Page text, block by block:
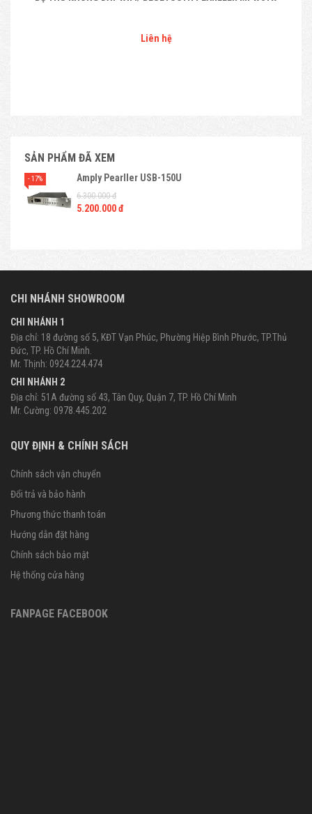
Liên hệ
SẢN PHẨM ĐÃ XEM
Amply Pearller USB-150U
6.300.000 đ
5.200.000 đ
- 17%
CHI NHÁNH SHOWROOM
CHI NHÁNH 1
Địa chỉ: 18 đường số 5, KĐT Vạn Phúc, Phường Hiệp Bình Phước, TP.Thủ
Đức, TP. Hồ Chí Minh.
Mr. Thịnh: 0924.224.474
CHI NHÁNH 2
Địa chỉ: 51A đường số 43, Tân Quy, Quận 7, TP. Hồ Chí Minh
Mr. Cường: 0978.445.202
QUY ĐỊNH & CHÍNH SÁCH
Chính sách vận chuyển
Đổi trả và bảo hành
Phương thức thanh toán
Hướng dẫn đặt hàng
Chính sách bảo mật
Hệ thống cửa hàng
FANPAGE FACEBOOK